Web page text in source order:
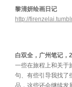
黎清妍绘画日记
http://
白双全，广州笔记，
一些在旅程上和关于
句、有些引导我找了
品，这些还会继续